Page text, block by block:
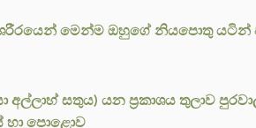
මෙන්ම ඔහුගේ නියපොතු යටින්
අල්ලාහ් සතුය) යන ප්‍රකාශය තුලාව
හා පොළොව